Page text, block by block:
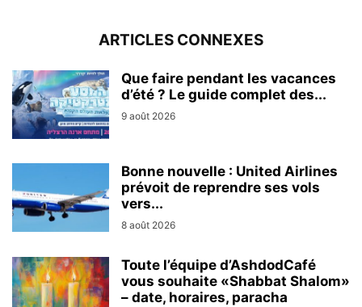
ARTICLES CONNEXES
Que faire pendant les vacances
d’été ? Le guide complet des...
9 août 2026
Bonne nouvelle : United Airlines
prévoit de reprendre ses vols
vers...
8 août 2026
Toute l’équipe d’AshdodCafé
vous souhaite «Shabbat Shalom»
– date, horaires, paracha